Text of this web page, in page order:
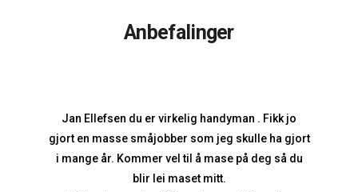
Anbefalinger
Jan Ellefsen du er virkelig handyman . Fikk jo
gjort en masse småjobber som jeg skulle ha gjort
i mange år. Kommer vel til å mase på deg så du
blir lei maset mitt.